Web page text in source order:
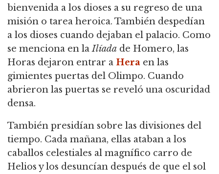
bienvenida a los dioses a su regreso de una
misión o tarea heroica. También despedían
a los dioses cuando dejaban el palacio. Como
se menciona en laIlíada de Homero, las
Horas dejaron entrar a Hera en las
gimientes puertas del Olimpo. Cuando
abrieron las puertas se reveló una oscuridad
densa.
También presidían sobre las divisiones del
tiempo. Cada mañana, ellas ataban a los
caballos celestiales al magnífico carro de
Helios y los desuncían después de que el sol